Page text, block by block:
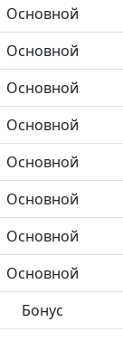
Основной
Основной
Основной
Основной
Основной
Основной
Основной
Основной
Бонус